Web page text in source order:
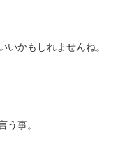
いかもしれませんね。
う事。